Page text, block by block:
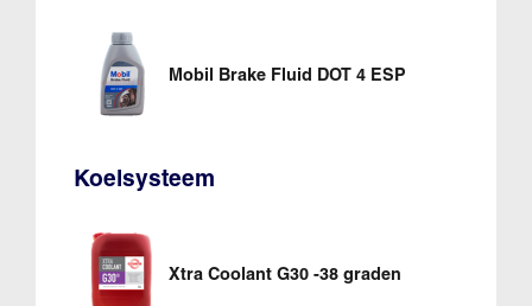
Mobil Brake Fluid DOT 4 ESP
Koelsysteem
Xtra Coolant G30 -38 graden